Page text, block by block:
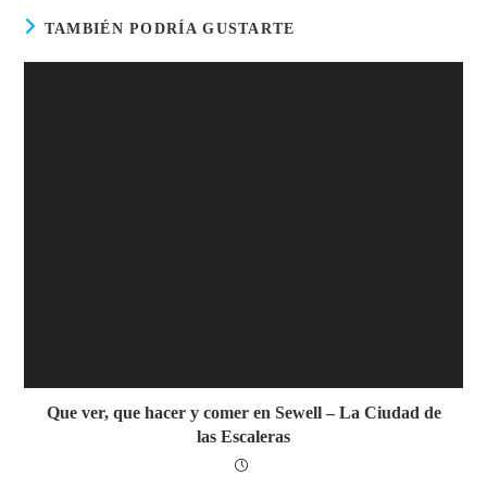
TAMBIÉN PODRÍA GUSTARTE
Que ver, que hacer y comer en Sewell – La Ciudad de
las Escaleras